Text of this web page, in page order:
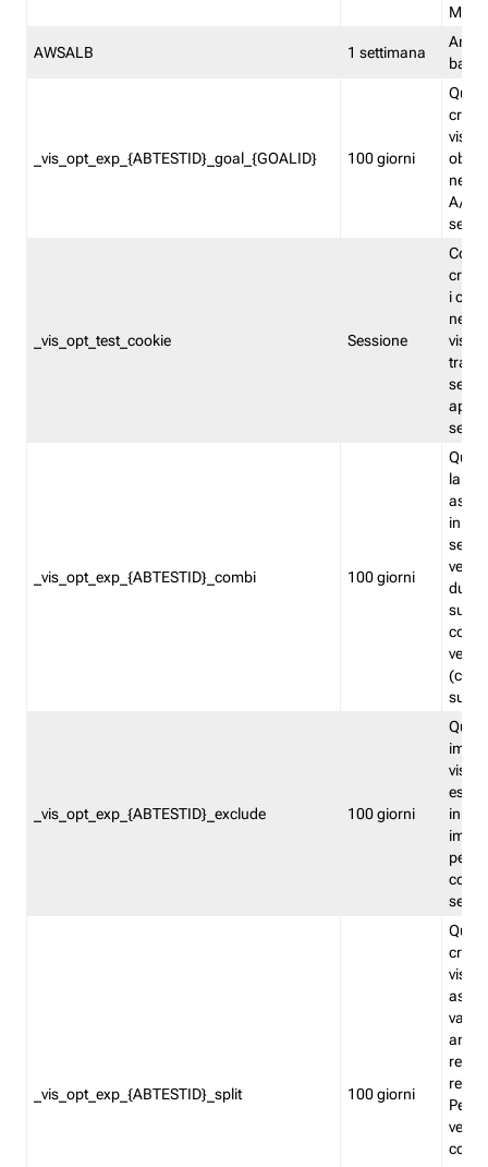
AWSALB 1 settimana
_vis_opt_exp_{ABTESTID}_goal_{GOALID} 100 giorni
nel
A/B.
_vis_opt_test_cookie Sessione
i
nel
_vis_opt_exp_{ABTESTID}_combi 100 giorni
la
in
_vis_opt_exp_{ABTESTID}_exclude 100 giorni
in
_vis_opt_exp_{ABTESTID}_split 100 giorni